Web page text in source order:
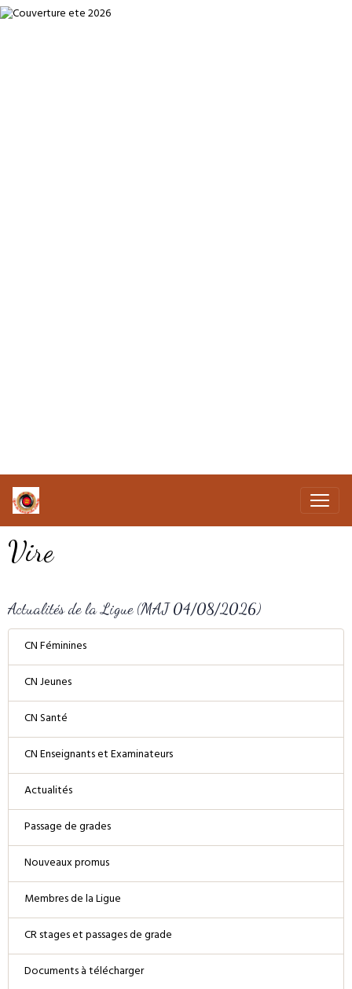
Vire
Actualités de la Ligue (MAJ 04/08/2026)
CN Féminines
CN Jeunes
CN Santé
CN Enseignants et Examinateurs
Actualités
Passage de grades
Nouveaux promus
Membres de la Ligue
CR stages et passages de grade
Documents à télécharger